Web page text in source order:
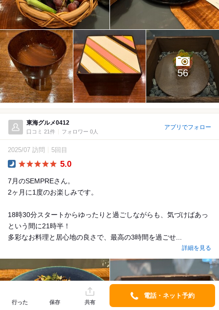
56
東海グルメ0412
口コミ 21件 フォロワー 0人
アプリでフォロー
2025/07 訪問 5回目
5.0
7月のSEMPREさん。
2ヶ月に1度のお楽しみです。
18時30分スタートからゆったりと過ごしながらも、気づけばあっ
という間に21時半！
多彩なお料理と居心地の良さで、最高の3時間を過ごせ...
詳細を見る
行った 保存 共有
電話・ネット予約